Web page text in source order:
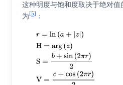
这种明度与饱和度取决于绝对值
为[5] ：